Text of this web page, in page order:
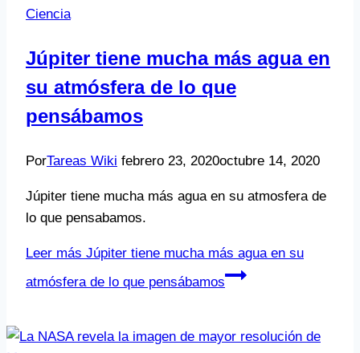
Ciencia
Júpiter tiene mucha más agua en
su atmósfera de lo que
pensábamos
PorTareas Wiki febrero 23, 2020octubre 14, 2020
Júpiter tiene mucha más agua en su atmosfera de
lo que pensabamos.
Leer más Júpiter tiene mucha más agua en su
atmósfera de lo que pensábamos